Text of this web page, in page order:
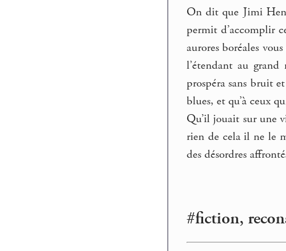
On dit que Jimi
permit d’accomplir
aurores boréales
l’étendant au
prospéra sans bruit
blues, et qu’à ceux
Qu’il jouait sur une
rien de cela il ne le
des désordres
#fiction,